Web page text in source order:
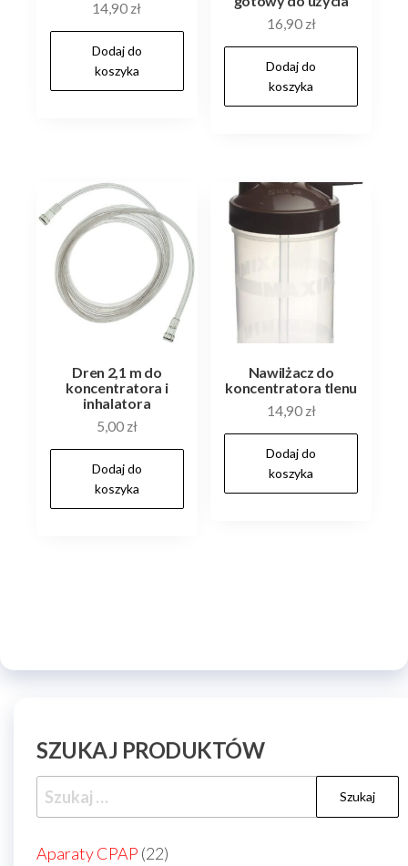
14,90 zł
Dodaj do
koszyka
16,90 zł
Dodaj do
koszyka
Dren 2,1 m do
koncentratora i
inhalatora
5,00 zł
Dodaj do
koszyka
Nawilżacz do
koncentratora tlenu
14,90 zł
Dodaj do
koszyka
SZUKAJ PRODUKTÓW
Szukaj:
Aparaty CPAP 2222